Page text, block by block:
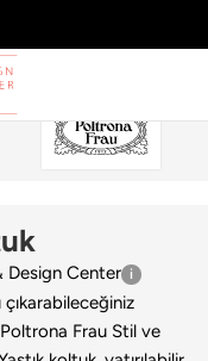
Design Center
çıkarabileceğiniz
Frau Stil ve